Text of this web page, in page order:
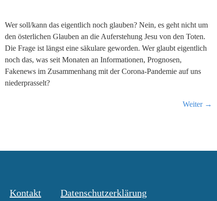
Wer soll/kann das eigentlich noch glauben? Nein, es geht nicht um
den österlichen Glauben an die Auferstehung Jesu von den Toten.
Die Frage ist längst eine säkulare geworden. Wer glaubt eigentlich
noch das, was seit Monaten an Informationen, Prognosen,
Fakenews im Zusammenhang mit der Corona-Pandemie auf uns
niederprasselt?
Weiter →
Kontakt Datenschutzerklärung